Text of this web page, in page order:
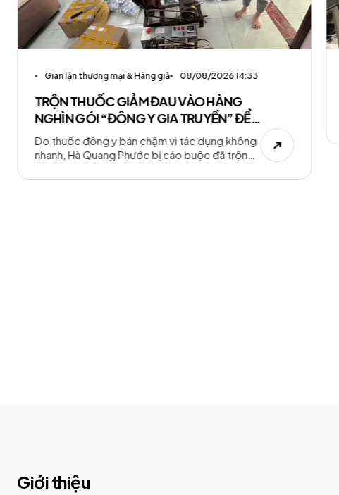
Gian lận thương mại & Hàng giả 08/08/2026 14:33
TRỘN THUỐC GIẢM ĐAU VÀO HÀNG
NGHÌN GÓI “ĐÔNG Y GIA TRUYỀN” ĐỂ
BÁN CHO NGƯỜI BỆNH
Do thuốc đông y bán chậm vì tác dụng không
nhanh, Hà Quang Phước bị cáo buộc đã trộn
thuốc cổ truyền, sau đó đóng gói, dán nhãn
Giới thiệu